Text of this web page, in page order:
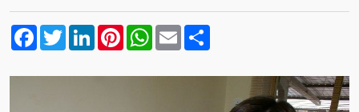
Facebook
TwitterLinkedInPinterestWhatsApp
Email